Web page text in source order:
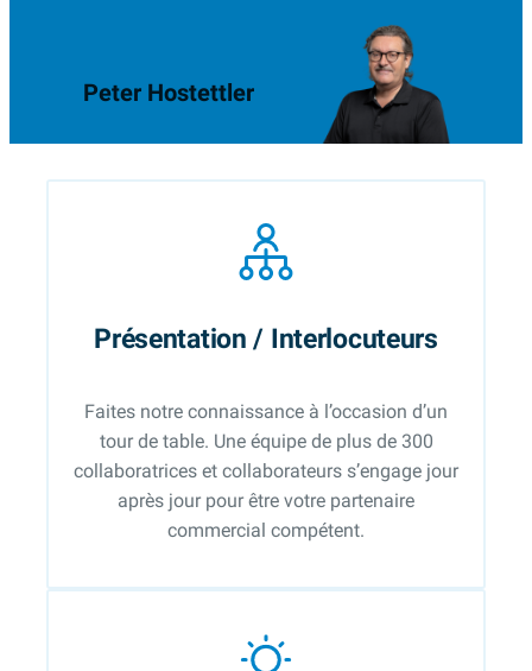
Peter Hostettler
Présentation / Interlocuteurs
Faites notre connaissance à l’occasion d’un
tour de table. Une équipe de plus de 300
collaboratrices et collaborateurs s’engage jour
après jour pour être votre partenaire
commercial compétent.